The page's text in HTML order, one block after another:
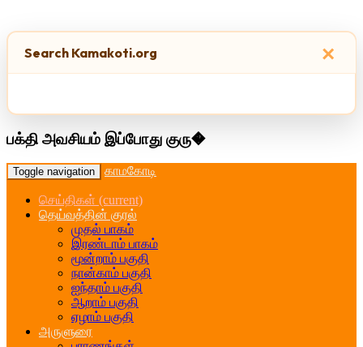
×
Search Kamakoti.org
பக்தி அவசியம் இப்போது குரு�
Toggle navigation காமகோடி
செய்திகள் (current)
தெய்வத்தின் குரல்
முதல் பாகம்
இரண்டாம் பாகம்
மூன்றாம் பகுதி
நான்காம் பகுதி
ஐந்தாம் பகுதி
ஆறாம் பகுதி
ஏழாம் பகுதி
அருளுரை